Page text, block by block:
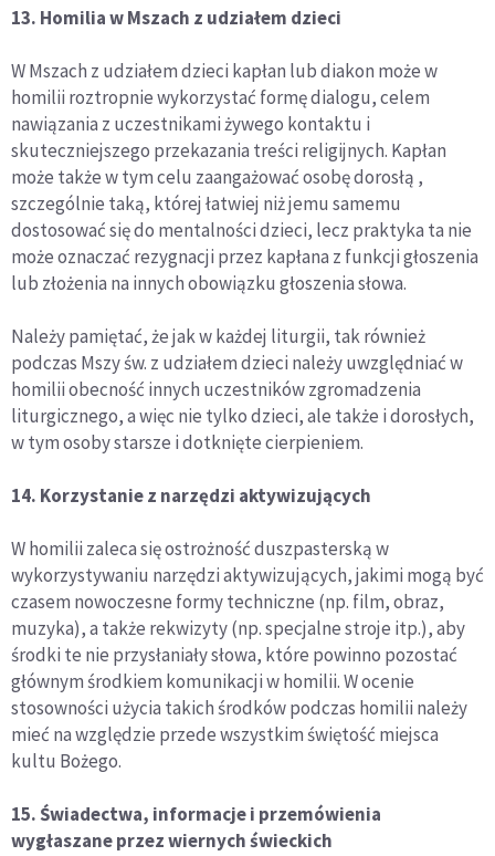
13. Homilia w Mszach z udziałem dzieci
W Mszach z udziałem dzieci kapłan lub diakon może w
homilii roztropnie wykorzystać formę dialogu, celem
nawiązania z uczestnikami żywego kontaktu i
skuteczniejszego przekazania treści religijnych. Kapłan
może także w tym celu zaangażować osobę dorosłą ,
szczególnie taką, której łatwiej niż jemu samemu
dostosować się do mentalności dzieci, lecz praktyka ta nie
może oznaczać rezygnacji przez kapłana z funkcji głoszenia
lub złożenia na innych obowiązku głoszenia słowa.
Należy pamiętać, że jak w każdej liturgii, tak również
podczas Mszy św. z udziałem dzieci należy uwzględniać w
homilii obecność innych uczestników zgromadzenia
liturgicznego, a więc nie tylko dzieci, ale także i dorosłych,
w tym osoby starsze i dotknięte cierpieniem.
14. Korzystanie z narzędzi aktywizujących
W homilii zaleca się ostrożność duszpasterską w
wykorzystywaniu narzędzi aktywizujących, jakimi mogą być
czasem nowoczesne formy techniczne (np. film, obraz,
muzyka), a także rekwizyty (np. specjalne stroje itp.), aby
środki te nie przysłaniały słowa, które powinno pozostać
głównym środkiem komunikacji w homilii. W ocenie
stosowności użycia takich środków podczas homilii należy
mieć na względzie przede wszystkim świętość miejsca
kultu Bożego.
15. Świadectwa, informacje i przemówienia
wygłaszane przez wiernych świeckich